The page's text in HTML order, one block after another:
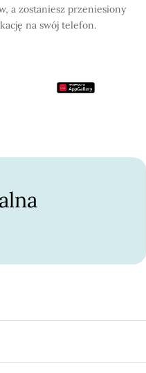
a zostaniesz przeniesiony
na swój telefon.